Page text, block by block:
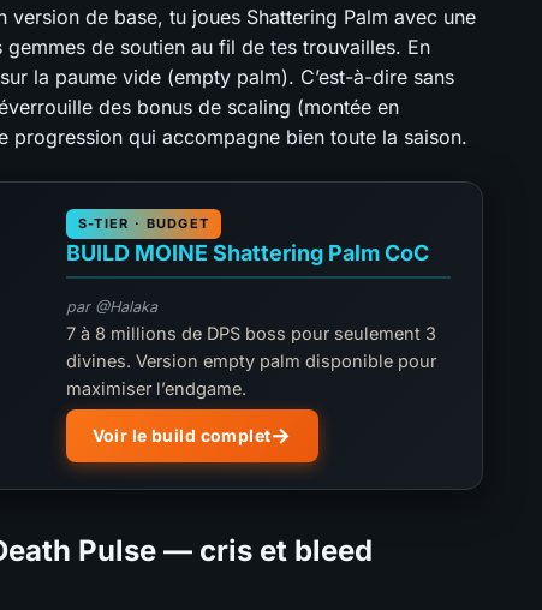
version de base, tu joues Shattering Palm avec une
de soutien au fil de tes trouvailles. En
la paume vide (empty palm). C’est-à-dire sans
des bonus de scaling (montée en
progression qui accompagne bien toute la saison.
S-TIER · BUDGET
BUILD MOINE Shattering Palm CoC
par @Halaka
7 à 8 millions de DPS boss pour seulement 3
divines. Version empty palm disponible pour
maximiser l’endgame.
Voir le build complet
Pulse — cris et bleed